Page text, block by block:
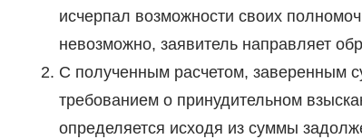
исчерпал возможности своих
невозможно, заявитель направляет
С полученным расчетом, заверенным
требованием о принудительном
определяется исходя из суммы